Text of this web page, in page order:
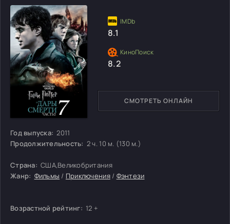
Год выпуска: 2011
Продолжительность: 2 ч. 10 м. (130 м.)
Страна: США,Великобритания
Жанр: Фильмы / Приключения/ Фэнтези
Возрастной рейтинг: 12 +
СМОТРЕТЬ ОНЛАЙН
8.1
8.2